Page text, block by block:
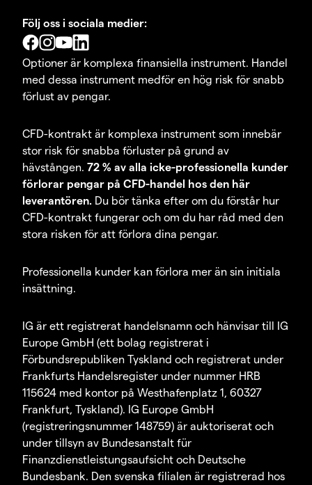
Följ oss i sociala medier:
Optioner är komplexa finansiella instrument. Handel
med dessa instrument medför en hög risk för snabb
förlust av pengar.
CFD-kontrakt är komplexa instrument som innebär
stor risk för snabba förluster på grund av
hävstången. 72 % av alla icke-professionella kunder
förlorar pengar på CFD-handel hos den här
leverantören. Du bör tänka efter om du förstår hur
CFD-kontrakt fungerar och om du har råd med den
stora risken för att förlora dina pengar.
Professionella kunder kan förlora mer än sin initiala
insättning.
IG är ett registrerat handelsnamn och hänvisar till IG
Europe GmbH (ett bolag registrerat i
Förbundsrepubliken Tyskland och registrerat under
Frankfurts Handelsregister under nummer HRB
115624 med kontor på Westhafenplatz 1, 60327
Frankfurt, Tyskland). IG Europe GmbH
(registreringsnummer 148759) är auktoriserat och
under tillsyn av Bundesanstalt für
Finanzdienstleistungsaufsicht och Deutsche
Bundesbank. Den svenska filialen är registrerad hos